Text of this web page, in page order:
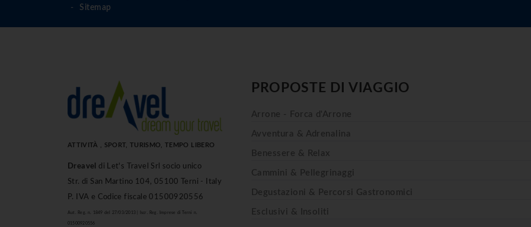
Sitemap
ATTIVITÀ , SPORT, TURISMO, TEMPO LIBERO
Dreavel
di Let's Travel Srl socio unico
Str. di San Martino 104, 05100 Terni - Italy
P. IVA e Codice fiscale 01500920556
Aut. Reg. n. 1849 del 27/03/2013 | Iscr. Reg. Imprese di Terni n.
01500920556
PROPOSTE DI VIAGGIO
Arrone - Forca d'Arrone
Avventura & Adrenalina
Benessere & Relax
Cammini & Pellegrinaggi
Degustazioni & Percorsi Gastronomici
Esclusivi & Insoliti